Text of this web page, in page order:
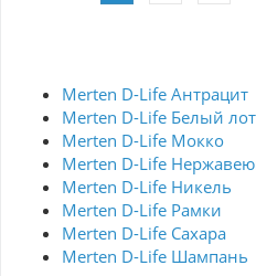
Merten D-Life Антрацит
Merten D-Life Белый
Merten D-Life Мокко
Merten D-Life
Merten D-Life Никель
Merten D-Life Рамки
Merten D-Life Сахара
Merten D-Life Шампань